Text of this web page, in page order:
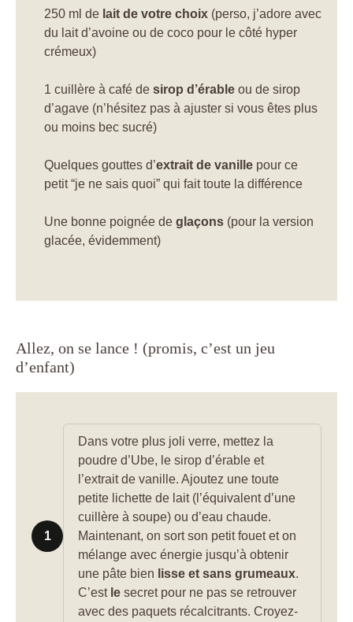
250 ml de lait de votre choix (perso, j’adore avec
du lait d’avoine ou de coco pour le côté hyper
crémeux)
1 cuillère à café de sirop d’érable ou de sirop
d’agave (n’hésitez pas à ajuster si vous êtes plus
ou moins bec sucré)
Quelques gouttes d’extrait de vanille pour ce
petit “je ne sais quoi” qui fait toute la différence
Une bonne poignée de glaçons (pour la version
glacée, évidemment)
Allez, on se lance ! (promis, c’est un jeu
d’enfant)
1
Dans votre plus joli verre, mettez la
poudre d’Ube, le sirop d’érable et
l’extrait de vanille. Ajoutez une toute
petite lichette de lait (l’équivalent d’une
cuillère à soupe) ou d’eau chaude.
Maintenant, on sort son petit fouet et on
mélange avec énergie jusqu’à obtenir
une pâte bien lisse et sans grumeaux.
C’est le secret pour ne pas se retrouver
avec des paquets récalcitrants. Croyez-